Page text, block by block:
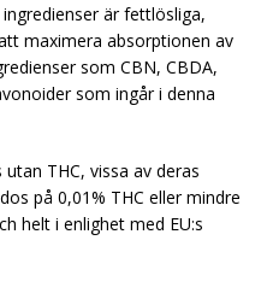
är fettlösliga,
maximera absorptionen av
som CBN, CBDA,
som ingår i denna
THC, vissa av deras
på 0,01% THC eller mindre
helt i enlighet med EU:s